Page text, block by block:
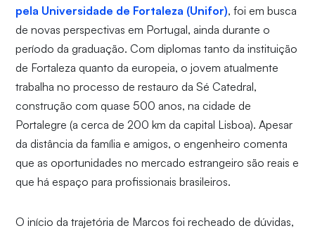
pela Universidade de Fortaleza (Unifor), foi em busca
de novas perspectivas em Portugal, ainda durante o
período da graduação. Com diplomas tanto da instituição
de Fortaleza quanto da europeia, o jovem atualmente
trabalha no processo de restauro da Sé Catedral,
construção com quase 500 anos, na cidade de
Portalegre (a cerca de 200 km da capital Lisboa). Apesar
da distância da família e amigos, o engenheiro comenta
que as oportunidades no mercado estrangeiro são reais e
que há espaço para profissionais brasileiros.
O início da trajetória de Marcos foi recheado de dúvidas,